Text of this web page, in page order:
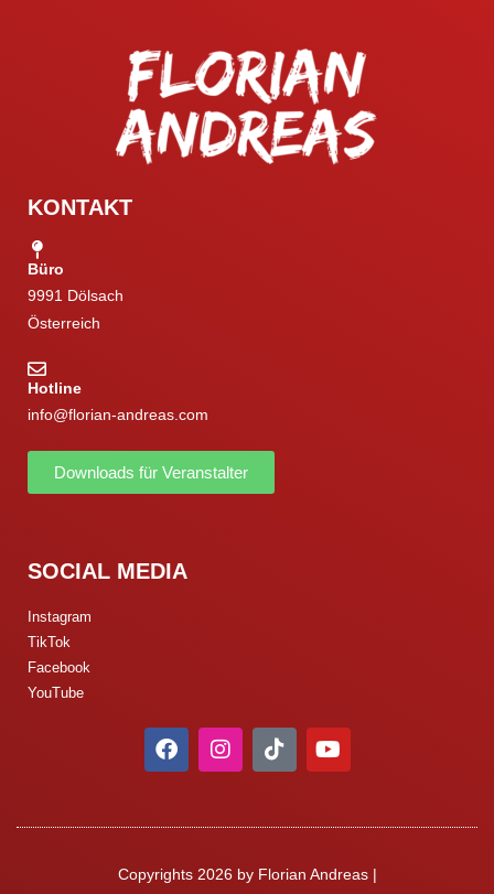
KONTAKT
Büro
9991 Dölsach
Österreich
Hotline
info@florian-andreas.com
Downloads für Veranstalter
SOCIAL MEDIA
Instagram
TikTok
Facebook
YouTube
Copyrights 2026 by Florian Andreas |